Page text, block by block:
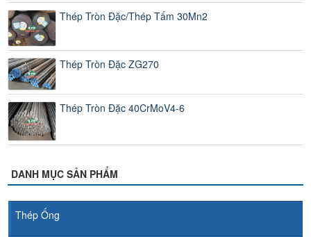
Thép Tròn Đặc/Thép Tấm 30Mn2
Thép Tròn Đặc ZG270
Thép Tròn Đặc 40CrMoV4-6
DANH MỤC SẢN PHẨM
Thép Ống